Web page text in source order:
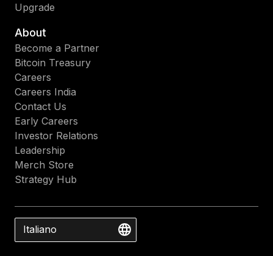
Upgrade
About
Become a Partner
Bitcoin Treasury
Careers
Careers India
Contact Us
Early Careers
Investor Relations
Leadership
Merch Store
Strategy Hub
Italiano